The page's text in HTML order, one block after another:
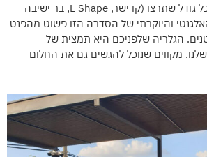
במגוון צורות ודגמים ובכל גודל שתרצו (קו ישר, L Shape, בר ישיבה
והיוקרתי של הסדרה הזו פשוט מהפנט
הגלריה שלפניכם היא תמצית של
מקווים שנוכל להגשים גם את החלום